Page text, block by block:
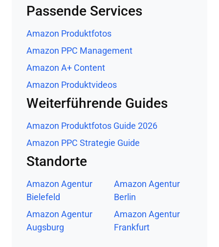
Passende Services
Amazon Produktfotos
Amazon PPC Management
Amazon A+ Content
Amazon Produktvideos
Weiterführende Guides
Amazon Produktfotos Guide 2026
Amazon PPC Strategie Guide
Standorte
Amazon Agentur
Bielefeld
Amazon Agentur
Augsburg
Amazon Agentur
Berlin
Amazon Agentur
Frankfurt